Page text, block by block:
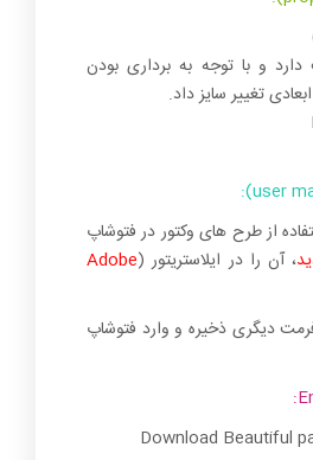
دارد و با توجه به برداری بودن
تغییر سایز داد.
از طرح های وکتور در فتوشاپ
، آن را در ایلاستریتور (Adobe
دیگری ذخیره و وارد فتوشاپ
Download Beautiful